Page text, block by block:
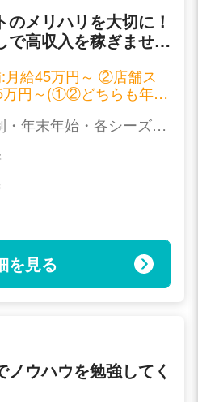
メリハリを大切に！
で高収入を稼ぎません
給45万円～ ②店舗ス
万円～(①②どちらも年２
有) ④事務スタッフ・w
給800円～1.700円(昇
・年末年始・各シーズン
を見る
ウハウを勉強してく